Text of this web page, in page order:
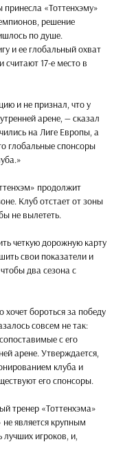
«Тоттенхэму»
решение
по душе.
и ее глобальный охват
считают 17-е место в
и не признал, что у
арене, — сказал
на Лиге Европы, а
глобальные спонсоры
продолжит
Клуб отстает от зоны
не вылететь.
четкую дорожную карту
свои показатели и
два сезона с
бороться за победу
совсем не так:
с его
арене. Утверждается,
клуба и
его спонсоры.
тренер «Тоттенхэма»
является крупным
игроков, и,